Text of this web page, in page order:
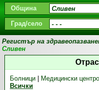
Община
Град/село
Регистър на
Сливен
Болници| Медицински
Всички